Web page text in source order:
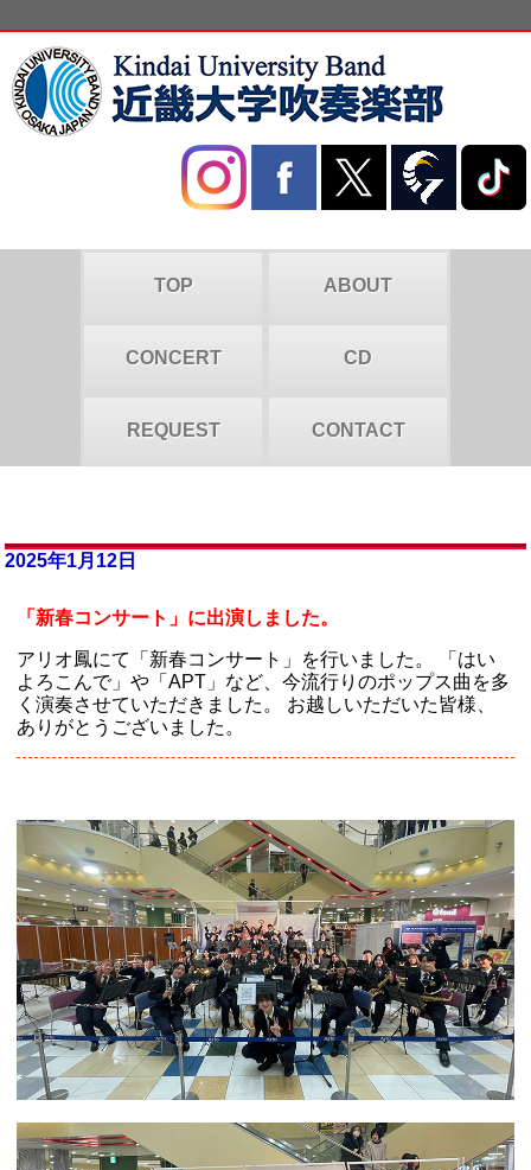
TOP ABOUT
CONCERT CD
REQUEST CONTACT
2025年1月12日
「新春コンサート」に出演しました。
アリオ鳳にて「新春コンサート」を行いました。 「はい
よろこんで」や「APT」など、今流行りのポップス曲を多
く演奏させていただきました。 お越しいただいた皆様、
ありがとうございました。